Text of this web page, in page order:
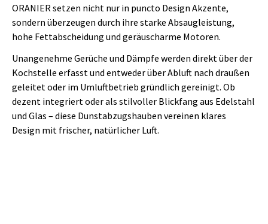
ORANIER setzen nicht nur in puncto Design Akzente,
sondern überzeugen durch ihre starke Absaugleistung,
hohe Fettabscheidung und geräuscharme Motoren.
Unangenehme Gerüche und Dämpfe werden direkt über der
Kochstelle erfasst und entweder über Abluft nach draußen
geleitet oder im Umluftbetrieb gründlich gereinigt. Ob
dezent integriert oder als stilvoller Blickfang aus Edelstahl
und Glas – diese Dunstabzugshauben vereinen klares
Design mit frischer, natürlicher Luft.